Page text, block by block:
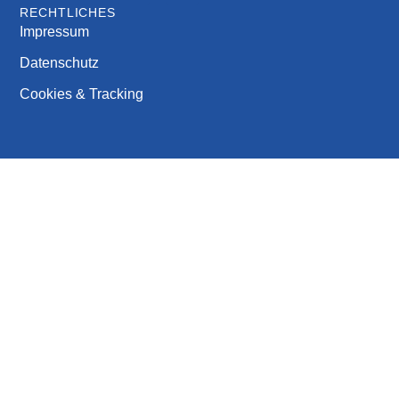
RECHTLICHES
Impressum
Datenschutz
Cookies & Tracking